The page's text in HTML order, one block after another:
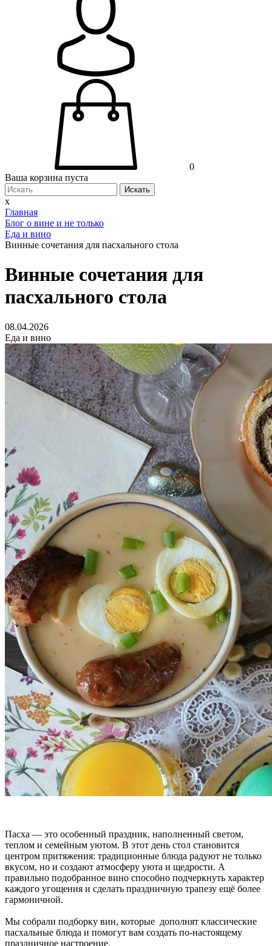
0
Ваша корзина пуста
Искать
x
Главная
Блог о вине и не только
Еда и вино
Винные сочетания для пасхального стола
Винные сочетания для
пасхального стола
08.04.2026
Еда и вино
Пасха — это особенный праздник, наполненный светом,
теплом и семейным уютом. В этот день стол становится
центром притяжения: традиционные блюда радуют не только
вкусом, но и создают атмосферу уюта и щедрости. А
правильно подобранное вино способно подчеркнуть характер
каждого угощения и сделать праздничную трапезу ещё более
гармоничной.
Мы собрали подборку вин, которые дополнят классические
пасхальные блюда и помогут вам создать по-настоящему
праздничное настроение.